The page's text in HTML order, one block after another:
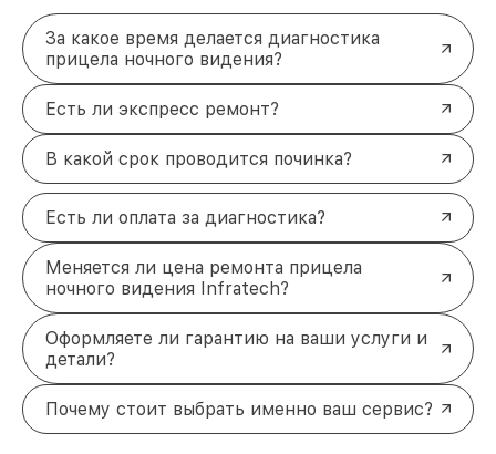
За какое время делается диагностика
прицела ночного видения?
Есть ли экспресс ремонт?
В какой срок проводится починка?
Есть ли оплата за диагностика?
Меняется ли цена ремонта прицела
ночного видения Infratech?
Оформляете ли гарантию на ваши услуги и
детали?
Почему стоит выбрать именно ваш сервис?